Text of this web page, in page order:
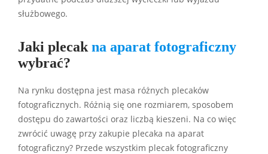
służbowego.
Jaki plecak na aparat fotograficzny
wybrać?
Na rynku dostępna jest masa różnych plecaków
fotograficznych. Różnią się one rozmiarem, sposobem
dostępu do zawartości oraz liczbą kieszeni. Na co więc
zwrócić uwagę przy zakupie plecaka na aparat
fotograficzny? Przede wszystkim plecak fotograficzny